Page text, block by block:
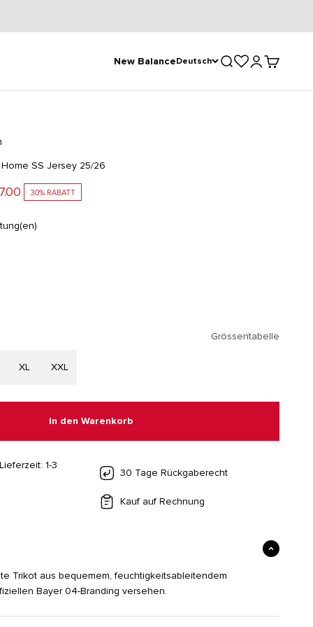
New BalanceDeutsch Suche öffnen
SS Jersey 25/26
30% RABATT
Grössentabelle
XL XXL
In den Warenkorb
1-3
30 Tage Rückgaberecht
Kauf auf Rechnung
Trikot aus bequemem, feuchtigkeitsableitendem
Bayer 04-Branding versehen.